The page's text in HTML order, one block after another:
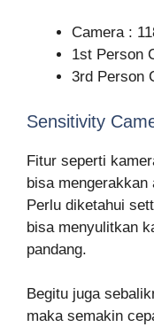
Camera :
1st Person
3rd Person
Sensitivity
Fitur seperti
bisa mengerakkan
Perlu diketahui
bisa menyulitkan
pandang.
Begitu juga
maka semakin